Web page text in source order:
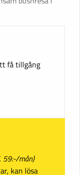
få tillgång
59:-/mån)
kan lösa